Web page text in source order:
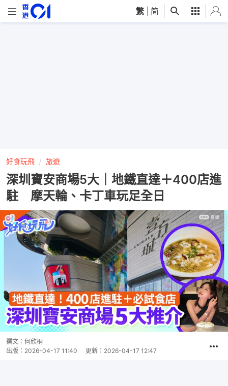
繁 简
好食玩飛 旅遊
深圳寶安商場5大｜地鐵直達＋400店進
駐 摩天輪、卡丁車玩足全日
撰文： 何欣桐
出版： 2026-04-17 11:40 更新： 2026-04-17 12:47